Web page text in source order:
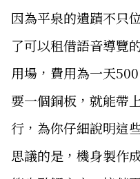
因為平泉的遺蹟不只
了可以租借語音導覽
用場，費用為一天
要一個銅板，就能帶
行，為你仔細說明這
思議的是，機身製作